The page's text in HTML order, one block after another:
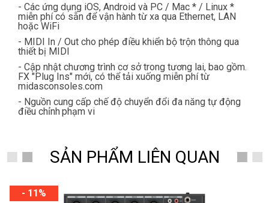
- Các ứng dụng iOS, Android và PC / Mac * / Linux *
miễn phí có sẵn để vận hành từ xa qua Ethernet, LAN
hoặc WiFi
- MIDI In / Out cho phép điều khiển bộ trộn thông qua
thiết bị MIDI
- Cập nhật chương trình cơ sở trong tương lai, bao gồm.
FX "Plug Ins" mới, có thể tải xuống miễn phí từ
midasconsoles.com
- Nguồn cung cấp chế độ chuyển đổi đa năng tự động
điều chỉnhphạm vi
SẢN PHẨM LIÊN QUAN
- 11%